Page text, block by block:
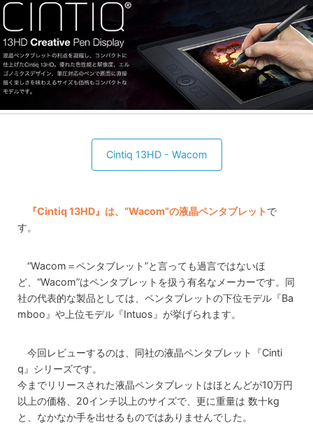
Cintiq 13HD - Wacom
『Cintiq 13HD』は、“Wacom”の液晶ペンタブレットで
す。
“Wacom＝ペンタブレット”と言っても過言ではないほ
ど、“Wacom”はペンタブレットを扱う有名なメーカーです。同
社の代表的な製品としては、ペンタブレットの下位モデル『Ba
mboo』や上位モデル『Intuos』が挙げられます。
今回レビューするのは、同社の液晶ペンタブレット『Cinti
q』シリーズです。
今までリリースされた液晶ペンタブレットはほとんどが10万円
以上の価格、20インチ以上のサイズで、更に重量は 数十kg
と、なかなか手を出せるものではありませんでした。